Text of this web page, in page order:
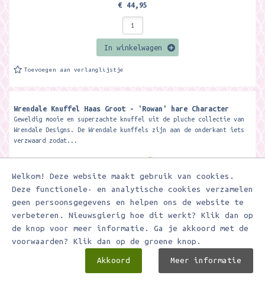
Welkom! Deze website maakt gebruik van cookies.
Deze functionele- en analytische cookies verzamelen
geen persoonsgegevens en helpen ons de website te
verbeteren. Nieuwsgierig hoe dit werkt? Klik dan op
de knop voor meer informatie. Ga je akkoord met de
voorwaarden? Klik dan op de groene knop.
Akkoord Meer informatie
€ 44,95
In winkelwagen
Toevoegen aan verlanglijstje
Wrendale Knuffel Haas Groot - 'Rowan' hare Character
Geweldig mooie en superzachte knuffel uit de pluche collectie van
Wrendale Designs. De Wrendale kunffels zijn aan de onderkant iets
verzwaard zodat...
€ 44,95